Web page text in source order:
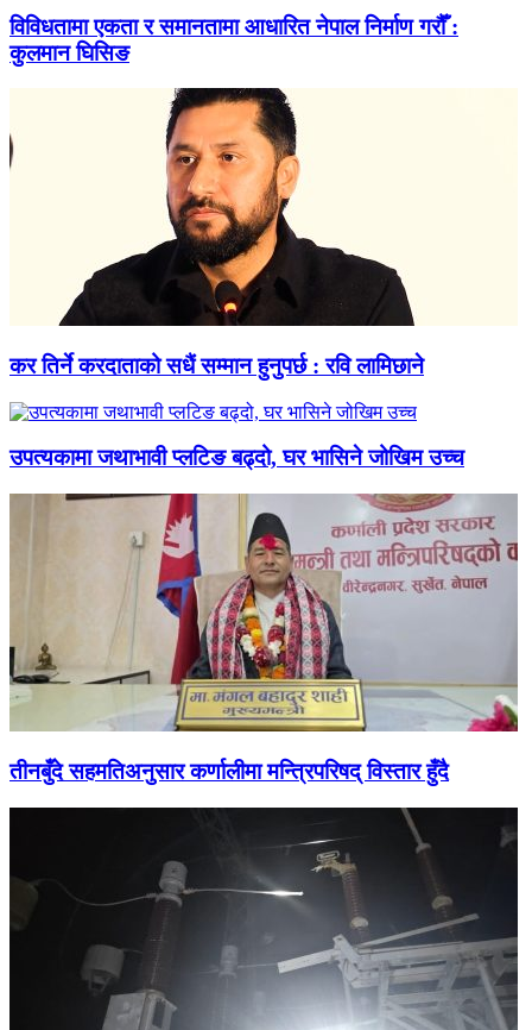
विविधतामा एकता र समानतामा आधारित नेपाल निर्माण गरौँ :
कुलमान घिसिङ
कर तिर्ने करदाताको सधैं सम्मान हुनुपर्छ : रवि लामिछाने
उपत्यकामा जथाभावी प्लटिङ बढ्दो, घर भासिने जोखिम उच्च
तीनबुँदे सहमतिअनुसार कर्णालीमा मन्त्रिपरिषद् विस्तार हुँदै